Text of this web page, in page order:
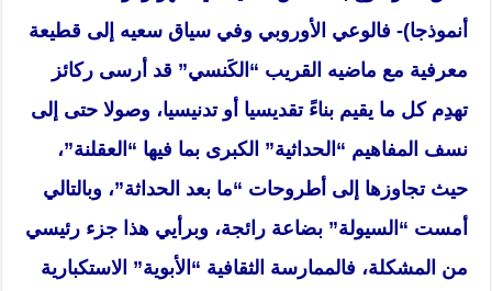
أنموذجا)- فالوعي الأوروبي وفي سياق سعيه إلى قطيعة
معرفية مع ماضيه القريب “الكَنسي” قد أرسى ركائز
تهدِم كل ما يقيم بناءً تقديسيا أو تدنيسيا، وصولا حتى إلى
نسف المفاهيم “الحداثية” الكبرى بما فيها “العقلنة”،
حيث تجاوزها إلى أطروحات “ما بعد الحداثة”، وبالتالي
أمست “السيولة” بضاعة رائجة، وبرأيي هذا جزء رئيسي
من المشكلة، فالممارسة الثقافية “الأبوية” الاستكبارية